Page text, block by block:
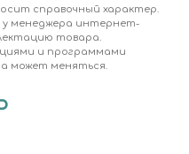
справочный характер.
у менеджера интернет-
товара.
и программами
может меняться.